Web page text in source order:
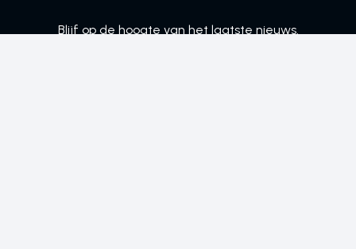
Blijf op de hoogte van het laatste nieuws.